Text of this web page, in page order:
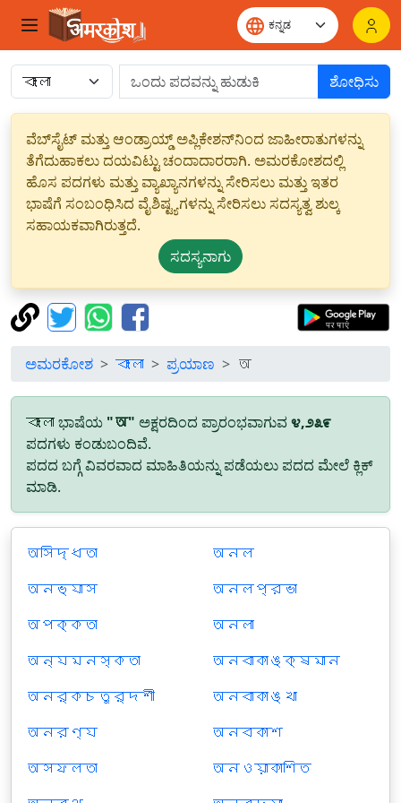
ಶೋಧಿಸು
ವೆಬ್‌ಸೈಟ್ ಮತ್ತು ಆಂಡ್ರಾಯ್ಡ್ ಅಪ್ಲಿಕೇಶನ್‌ನಿಂದ ಜಾಹೀರಾತುಗಳನ್ನು
ತೆಗೆದುಹಾಕಲು ದಯವಿಟ್ಟು ಚಂದಾದಾರರಾಗಿ. ಅಮರಕೋಶದಲ್ಲಿ
ಹೊಸ ಪದಗಳು ಮತ್ತು ವ್ಯಾಖ್ಯಾನಗಳನ್ನು ಸೇರಿಸಲು ಮತ್ತು ಇತರ
ಭಾಷೆಗೆ ಸಂಬಂಧಿಸಿದ ವೈಶಿಷ್ಟ್ಯಗಳನ್ನು ಸೇರಿಸಲು ಸದಸ್ಯತ್ವ ಶುಲ್ಕ
ಸಹಾಯಕವಾಗಿರುತ್ತದೆ.
ಸದಸ್ಯನಾಗು
ಅಮರಕೋಶ বাংলা ಪ್ರಯಾಣ অ
বাংলা ಭಾಷೆಯ "অ" ಅಕ್ಷರದಿಂದ ಪ್ರಾರಂಭವಾಗುವ೪,೨೩೯
ಪದಗಳು ಕಂಡುಬಂದಿವೆ.
ಪದದ ಬಗ್ಗೆ ವಿವರವಾದ ಮಾಹಿತಿಯನ್ನು ಪಡೆಯಲು ಪದದ ಮೇಲೆ ಕ್ಲಿಕ್
ಮಾಡಿ.
অসিদ্ধতা
অনভ্যাস
অপক্কতা
অন্যমনস্কতা
অনর্কচতুর্দশী
অনরণ্য
অসফলতা
অনল
অনলপ্রভা
অনলা
অনবাকাঙ্ক্ষমান
অনবাকাঙ্খা
অনবকাশ
অনওয়াকাশিত